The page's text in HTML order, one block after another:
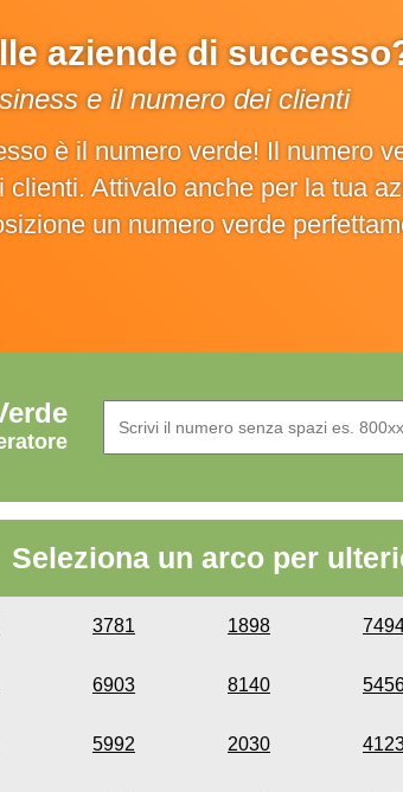
aziende di
e il numero dei clienti
è il numero verde! Il numero
Attivalo anche per la tua
un numero verde
Seleziona un arco per
3781 1898
6903 8140
5992 2030